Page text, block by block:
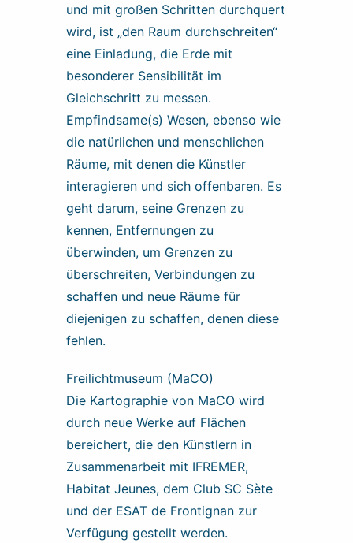
und mit großen Schritten durchquert
wird, ist „den Raum durchschreiten“
eine Einladung, die Erde mit
besonderer Sensibilität im
Gleichschritt zu messen.
Empfindsame(s) Wesen, ebenso wie
die natürlichen und menschlichen
Räume, mit denen die Künstler
interagieren und sich offenbaren. Es
geht darum, seine Grenzen zu
kennen, Entfernungen zu
überwinden, um Grenzen zu
überschreiten, Verbindungen zu
schaffen und neue Räume für
diejenigen zu schaffen, denen diese
fehlen.
Freilichtmuseum (MaCO)
Die Kartographie von MaCO wird
durch neue Werke auf Flächen
bereichert, die den Künstlern in
Zusammenarbeit mit IFREMER,
Habitat Jeunes, dem Club SC Sète
und der ESAT de Frontignan zur
Verfügung gestellt werden.